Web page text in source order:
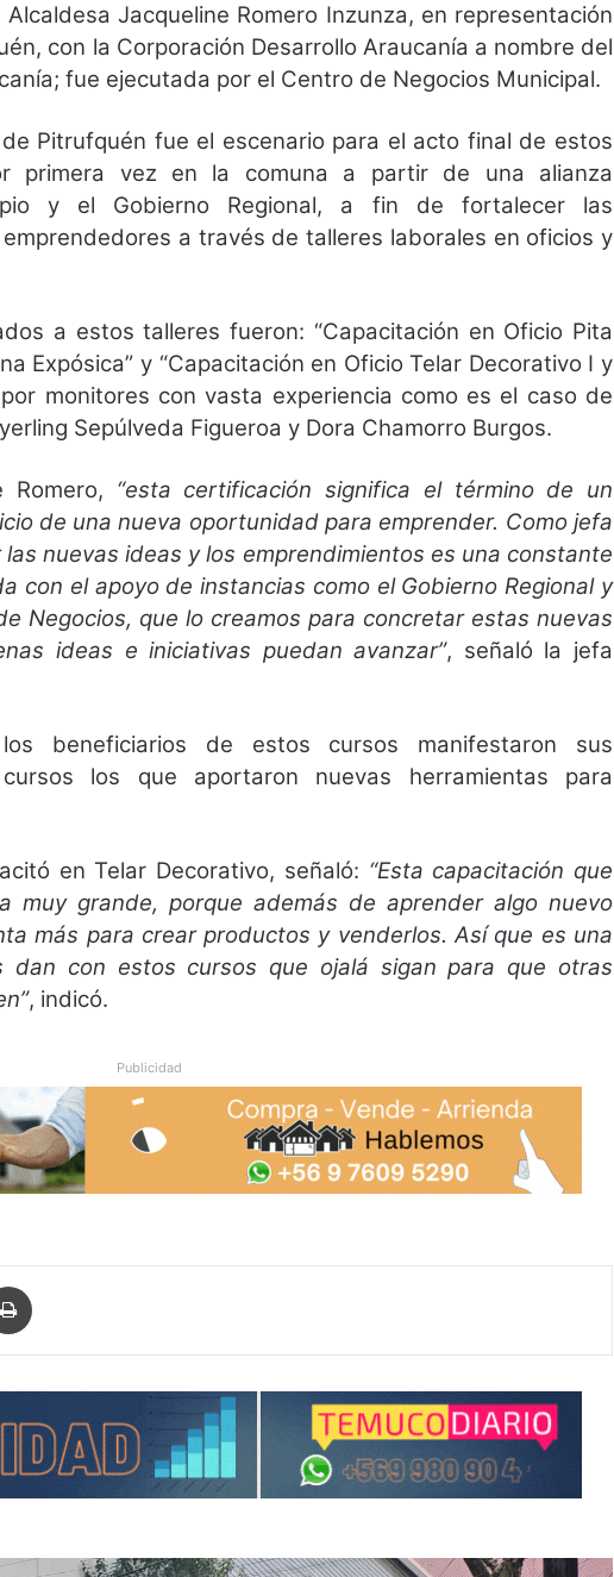
Jacqueline Romero Inzunza, en representación
con la Corporación Desarrollo Araucanía a nombre del
fue ejecutada por el Centro de Negocios Municipal.
Pitrufquén fue el escenario para el acto final de estos
primera vez en la comuna a partir de una alianza
y el Gobierno Regional, a fin de fortalecer las
a través de talleres laborales en oficios y
a estos talleres fueron: “Capacitación en Oficio Pita
Expósica” y “Capacitación en Oficio Telar Decorativo I y
monitores con vasta experiencia como es el caso de
Sepúlveda Figueroa y Dora Chamorro Burgos.
Romero, “esta certificación significa el término de un
de una nueva oportunidad para emprender. Como jefa
nuevas ideas y los emprendimientos es una constante
con el apoyo de instancias como el Gobierno Regional y
Negocios, que lo creamos para concretar estas nuevas
ideas e iniciativas puedan avanzar”, señaló la jefa
beneficiarios de estos cursos manifestaron sus
los que aportaron nuevas herramientas para
en Telar Decorativo, señaló: “Esta capacitación que
muy grande, porque además de aprender algo nuevo
más para crear productos y venderlos. Así que es una
dan con estos cursos que ojalá sigan para que otras
, indicó.
Publicidad